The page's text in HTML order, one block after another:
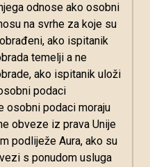
odnose ako osobni
na svrhe za koje su
ako ispitanik
temelji a ne
ako ispitanik uloži
podaci
osobni podaci moraju
obveze iz prava Unije
podliježe Aura, ako su
s ponudom usluga